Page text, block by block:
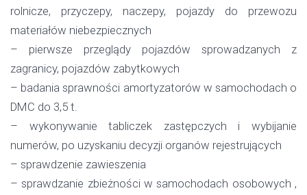
rolnicze, przyczepy, naczepy, pojazdy do przewozu
materiałów niebezpiecznych
– pierwsze przeglądy pojazdów sprowadzanych z
zagranicy, pojazdów zabytkowych
– badania sprawności amortyzatorów w samochodach o
DMC do 3,5 t.
– wykonywanie tabliczek zastępczych i wybijanie
numerów, po uzyskaniu decyzji organów rejestrujących
– sprawdzenie zawieszenia
– sprawdzanie zbieżności w samochodach osobowych ,